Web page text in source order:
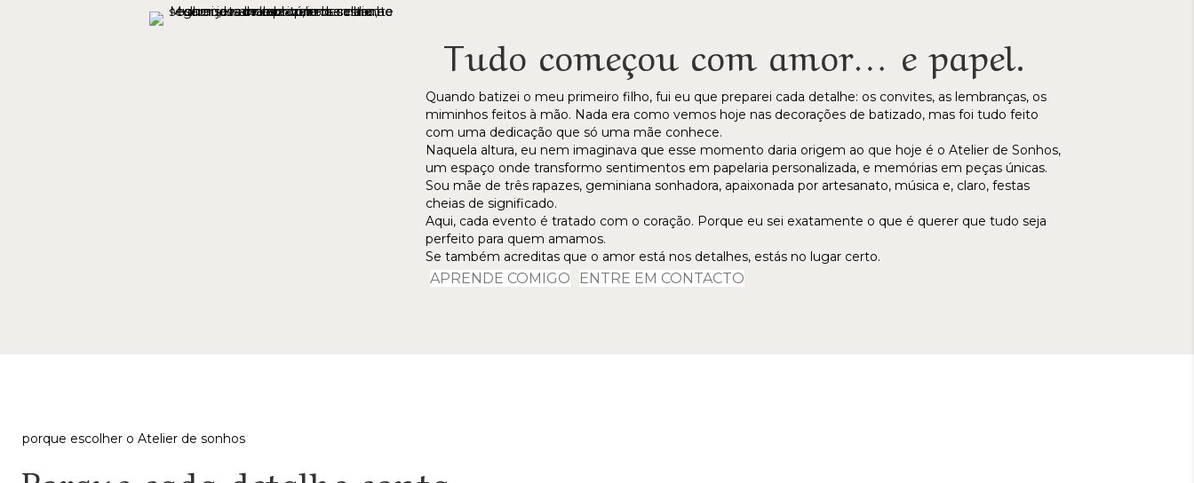
Tudo começou com amor… e papel.
Quando batizei o meu primeiro filho, fui eu que preparei cada detalhe: os convites, as lembranças, os
miminhos feitos à mão. Nada era como vemos hoje nas decorações de batizado, mas foi tudo feito
com uma dedicação que só uma mãe conhece.
Naquela altura, eu nem imaginava que esse momento daria origem ao que hoje é o Atelier de Sonhos,
um espaço onde transformo sentimentos em papelaria personalizada, e memórias em peças únicas.
Sou mãe de três rapazes, geminiana sonhadora, apaixonada por artesanato, música e, claro, festas
cheias de significado.
Aqui, cada evento é tratado com o coração. Porque eu sei exatamente o que é querer que tudo seja
perfeito para quem amamos.
Se também acreditas que o amor está nos detalhes, estás no lugar certo.
APRENDE COMIGO ENTRE EM CONTACTO
porque escolher o Atelier de sonhos